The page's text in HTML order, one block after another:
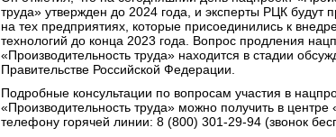
труда» утвержден до 2024 года, и эксперты РЦК будут
на тех предприятиях, которые присоединились к
технологий до конца 2023 года. Вопрос продления
«Производительность труда» находится в стадии
Правительстве Российской Федерации.
Подробные консультации по вопросам участия в
«Производительность труда» можно получить в
телефону горячей линии: 8 (800) 301-29-94 (звонок